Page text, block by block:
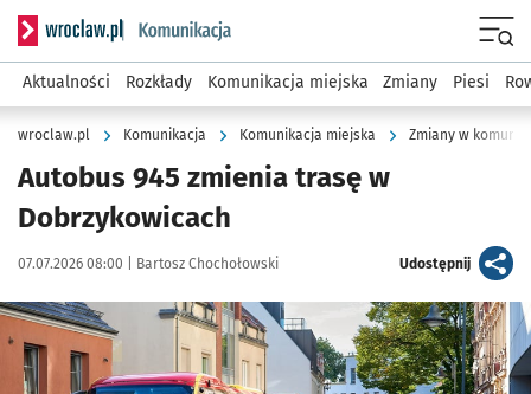
Serwis informacyjny wroclaw.pl podserwis: Komunikacja
Aktualności Rozkłady Komunikacja miejska Zmiany Piesi
wroclaw.pl Komunikacja Komunikacja miejska Zmiany w
Autobus 945 zmienia trasę w
Dobrzykowicach
Data publikacji:
07.07.2026 08:00 | Autor:
Bartosz Chochołowski Udostępnijartykuł
Kliknij, aby powiększyć